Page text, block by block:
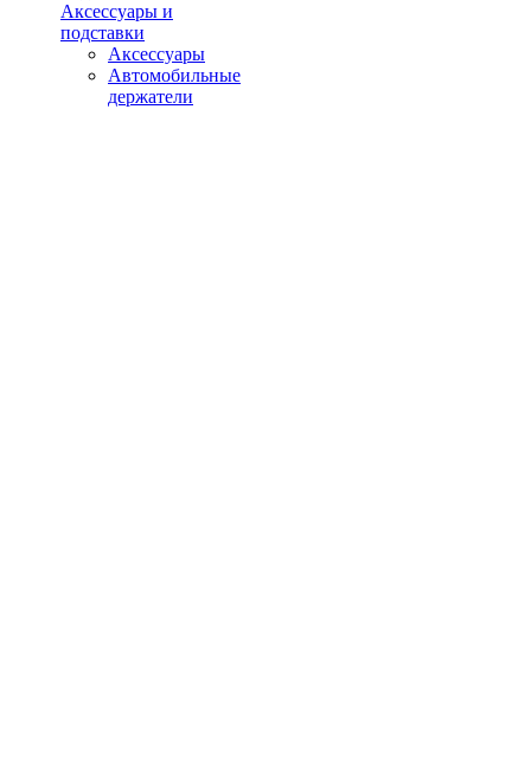
Аксессуары и
подставки
Аксессуары
Автомобильные
держатели